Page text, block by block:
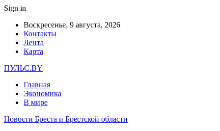
Sign in
Воскресенье, 9 августа, 2026
Контакты
Лента
Карта
ПУЛЬС.BY
Главная
Экономика
В мире
Новости Бреста и Брестской области